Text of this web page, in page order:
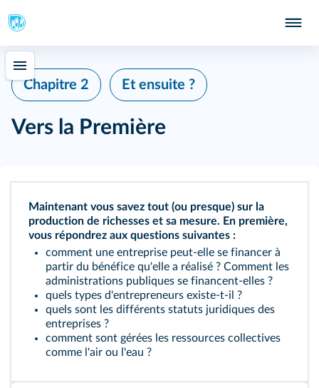
Chapitre 2 Et ensuite ?
Vers la Première
Maintenant vous savez tout (ou presque) sur la
production de richesses et sa mesure. En première,
vous répondrez aux questions suivantes :
comment une entreprise peut‑elle se financer à
partir du bénéfice qu'elle a réalisé ? Comment les
administrations publiques se financent‑elles ?
quels types d'entrepreneurs existe‑t‑il ?
quels sont les différents statuts juridiques des
entreprises ?
comment sont gérées les ressources collectives
comme l'air ou l'eau ?